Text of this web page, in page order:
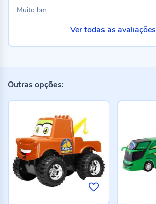
Muito bm
Ver todas as avaliações
Outras opções: